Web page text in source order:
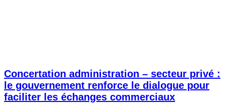
Concertation administration – secteur privé :
le gouvernement renforce le dialogue pour
faciliter les échanges commerciaux